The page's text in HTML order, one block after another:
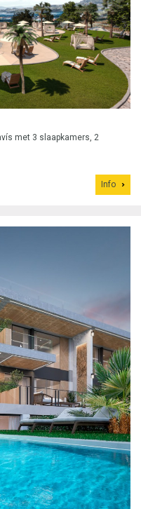
met 3 slaapkamers, 2
Info